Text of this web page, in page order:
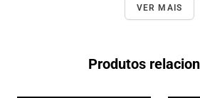
VER MAIS
Produtos